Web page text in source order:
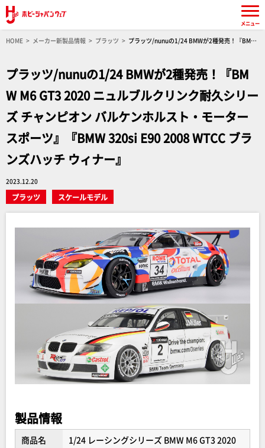
HOME メーカー新製品情報 プラッツ
プラッツ/nunuの1/24 BMWが2種発売！『BMW
プラッツ/nunuの1/24 BMWが2種発売！『BM
W M6 GT3 2020 ニュルブルクリンク耐久シリー
ズ チャンピオン バルケンホルスト・モーター
スポーツ』『BMW 320si E90 2008 WTCC ブラ
ンズハッチ ウィナー』
2023.12.20
プラッツ スケールモデル
製品情報
商品名
1/24 レーシングシリーズ BMW M6 GT3 2020
メニュー